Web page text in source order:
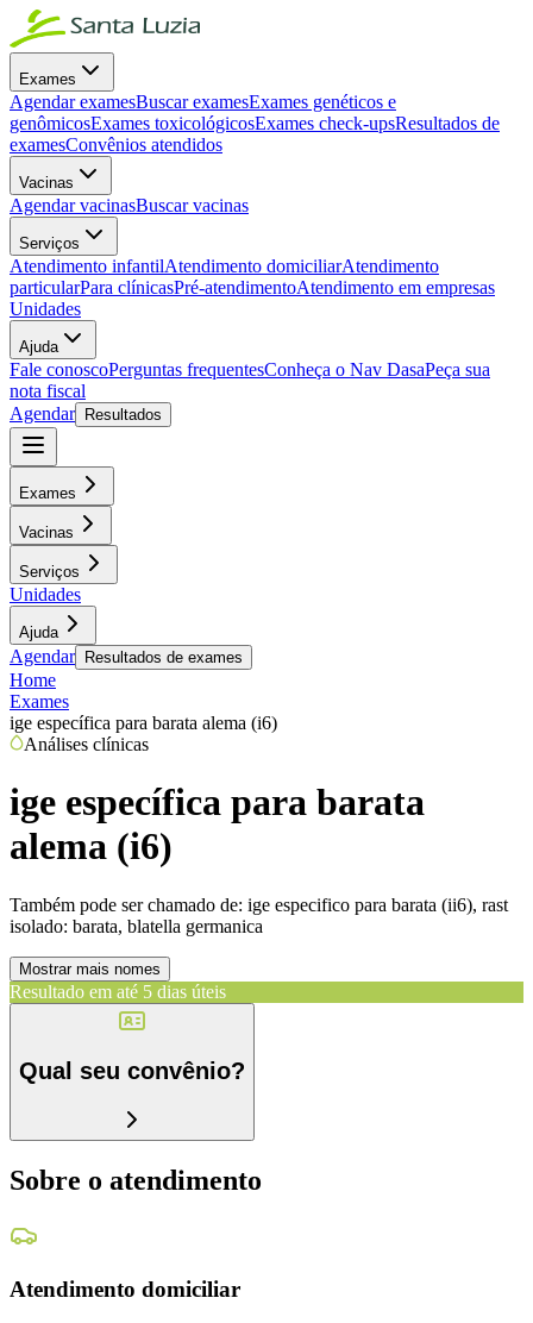
Exames
Agendar examesBuscar examesExames genéticos e
genômicosExames toxicológicosExames check-upsResultados de
examesConvênios atendidos
Vacinas
Agendar vacinasBuscar vacinas
Serviços
Atendimento infantilAtendimento domiciliarAtendimento
particularPara clínicasPré-atendimentoAtendimento em empresas
Unidades
Ajuda
Fale conoscoPerguntas frequentesConheça o Nav DasaPeça sua
nota fiscal
Agendar
Resultados
Exames
Vacinas
Serviços
Unidades
Ajuda
Agendar Resultados de exames
Home
Exames
ige específica para barata alema (i6)
Análises clínicas
ige específica para barata
alema (i6)
Também pode ser chamado de: ige especifico para barata (ii6), rast
isolado: barata, blatella germanica
Mostrar mais nomes
Resultado em até 5 dias úteis
Qual seu convênio?
Sobre o atendimento
Atendimento domiciliar